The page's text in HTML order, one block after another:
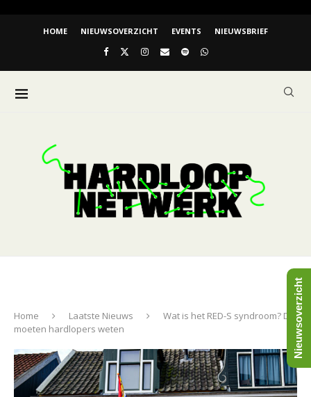
HOME NIEUWSOVERZICHT EVENTS NIEUWSBRIEF
Home Laatste Nieuws
Wat is het RED-S syndroom? Dit
moeten hardlopers weten
Nieuwsoverzicht